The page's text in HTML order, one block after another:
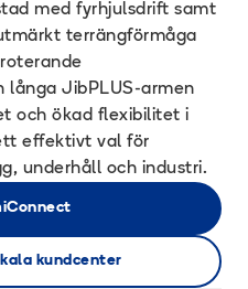
med fyrhjulsdrift samt
terrängförmåga
långa JibPLUS-armen
och ökad flexibilitet i
effektivt val för
underhåll och industri.
kundcenter